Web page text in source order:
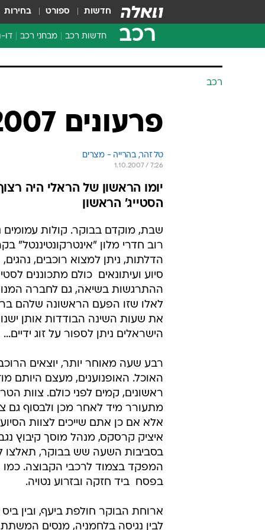
חדשות ספורט בחירות
רכב חדשות רכב מבחני רכב דו-
רכב
פרעונים 2007 - סטייג' 1
טל זהר, בהרייה - מצרים
1.10.2007 / 7:26
יומו הראשון של הראלי היה
הסטייג' הראשון
שבת, מוקדם בבוקר. קולות
רוב חדרי מלון "אינטרקונטיננטל"
הדלתות, ניתן למצוא רוכבים, נהגים,
סיוע ועיתונאים  כולם מתכוננים
ההתרגשות בשיאה, גם לחברה
לאלו שזו הפעם הראשונה שלהם
את שעות השינה הבודדות אותן
הישראלים ניתן לספור על זוג ידיים...
רבע שעה מאוחר יותר, יוצאים
האוכל. האופנוענים, מעצם היותם
ראשונים, קמים לפני כולם. צוות
מתעורר מיד לאחר מכן ולבסוף גם
אלא אם כן אתם שייכים לצוות
איציק קרסקס, מנהל מוסך קיבוץ
בסביבות השעה שש בבוקר, תאלצו
המפקד בצמוד לרכבי הקבוצה. כמו
בפסח  ביד חזקה ובזרוע נטויה.
ארוחת הבוקר חולפת ביעף, ובין
לבין נגיסה בלחמניה, מנסים